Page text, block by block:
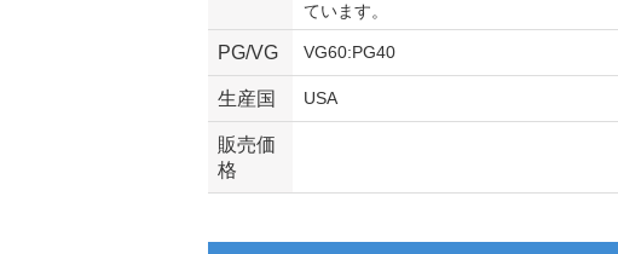
ています。
PG/VG VG60:PG40
生産国 USA
販売価
格